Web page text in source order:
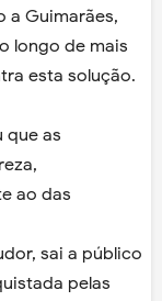
a Guimarães,
longo de mais
esta solução.
que as
ao das
sai a público
pelas